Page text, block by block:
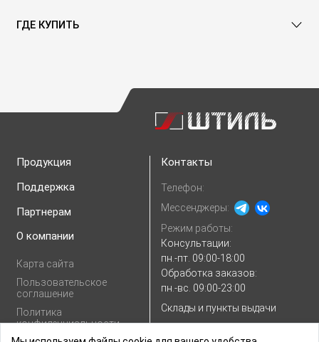
ГДЕ КУПИТЬ
Продукция
Поддержка
Партнерам
О компании
Карта сайта
Пользовательское
соглашение
Политика
конфиденциальности
Контакты
Телефон:
Мессенджеры:
Режим работы:
Консультации:
пн.-пт. 09:00-18:00
Обработка заказов:
пн.-вс. 09:00-23:00
Склады и пункты выдачи